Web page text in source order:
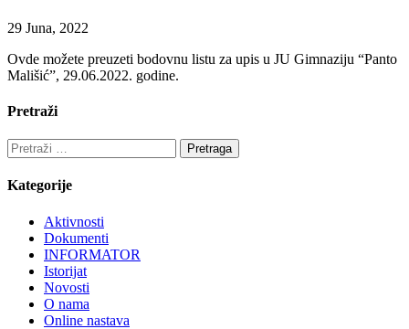
29 Juna, 2022
Ovde možete preuzeti bodovnu listu za upis u JU Gimnaziju “Panto
Mališić”, 29.06.2022. godine.
Pretraži
Pretraga:
Kategorije
Aktivnosti
Dokumenti
INFORMATOR
Istorijat
Novosti
O nama
Online nastava